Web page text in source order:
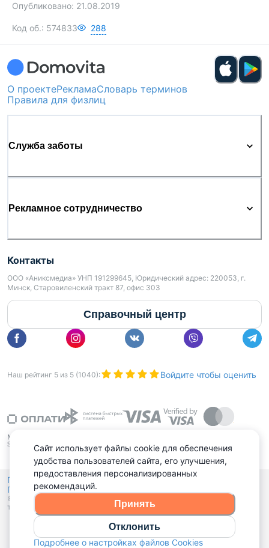
Опубликовано: 21.08.2019
Код об.: 574833 288
О проектеРекламаСловарь терминов
Правила для физлиц
Служба заботы
Рекламное сотрудничество
Контакты
ООО «Аниксмедиа» УНП 191299645, Юридический адрес: 220053, г.
Минск, Старовиленский тракт 87, офис 303
Справочный центр
Наш рейтинг 5 из 5 (1040): Войдите чтобы оценить
Политика конфиденциальности,
Политика обработки файлов куки
© 2015 - 2026, Domovita.by. Копирование материалов допускается
только при наличии активной ссылки.
Сайт использует файлы cookie для обеспечения
удобства пользователей сайта, его улучшения,
предоставления персонализированных
рекомендаций.
Принять
Отклонить
Подробнее о настройках файлов Cookies